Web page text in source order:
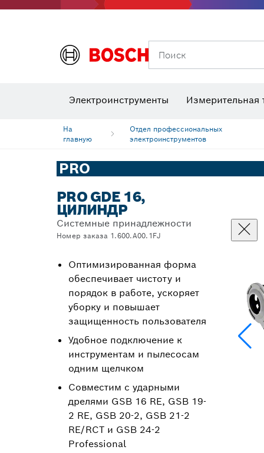
Поиск
Электроинструменты Измерительная
На
главную
Отдел профессиональных
электроинструментов
PRO
PRO GDE 16,
ЦИЛИНДР
Системные принадлежности
Номер заказа 1.600.A00.1FJ
Оптимизированная форма
обеспечивает чистоту и
порядок в работе, ускоряет
уборку и повышает
защищенность пользователя
Удобное подключение к
инструментам и пылесосам
одним щелчком
Совместим с ударными
дрелями GSB 16 RE, GSB 19-
2 RE, GSB 20-2, GSB 21-2
RE/RCT и GSB 24-2
Professional